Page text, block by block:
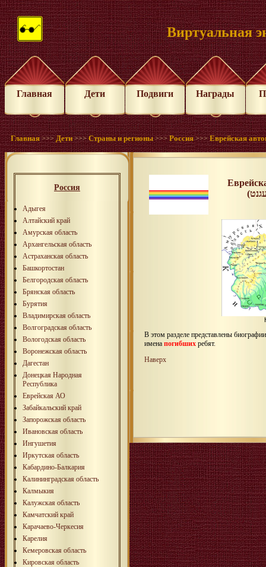
Виртуальная
Главная Дети Подвиги Награды
Главная >>>Дети >>>Страны и регионы >>>Россия >>>Еврейская
Россия
Адыгея
Алтайский край
Амурская область
Архангельская область
Астраханская область
Башкортостан
Белгородская область
Брянская область
Бурятия
Владимирская область
Волгоградская область
Вологодская область
Воронежская область
Дагестан
Донецкая Народная
Республика
Еврейская АО
Забайкальский край
Запорожская область
Ивановская область
Ингушетия
Иркутская область
Кабардино-Балкария
Калининградская область
Калмыкия
Калужская область
Камчатский край
Карачаево-Черкесия
Карелия
Кемеровская область
Кировская область
В этом разделе представлены
имена погибших ребят.
Наверх